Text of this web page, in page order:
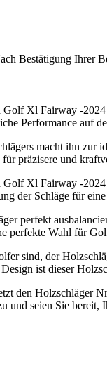
Bestätigung Ihrer
Xl Fairway -
Performance auf
macht ihn
präzisere und
Xl Fairway -
der Schläge für
perfekt
perfekte Wahl für
sind, der
ist dieser
den Holzschläger
und seien Sie bereit,